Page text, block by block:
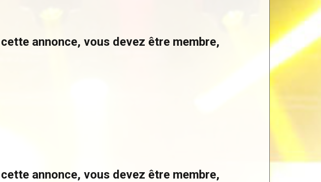
annonce, vous devez être membre,
annonce, vous devez être membre,